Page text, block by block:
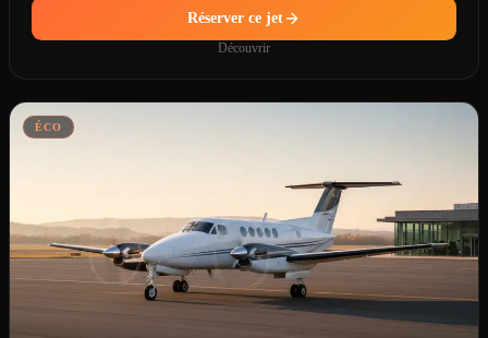
Réserver ce jet
Découvrir
ÉCO